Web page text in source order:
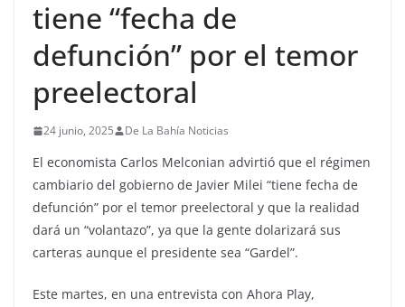
tiene “fecha de
defunción” por el temor
preelectoral
24 junio, 2025 De La Bahía Noticias
El economista Carlos Melconian advirtió que el régimen
cambiario del gobierno de Javier Milei “tiene fecha de
defunción” por el temor preelectoral y que la realidad
dará un “volantazo”, ya que la gente dolarizará sus
carteras aunque el presidente sea “Gardel”.
Este martes, en una entrevista con Ahora Play,